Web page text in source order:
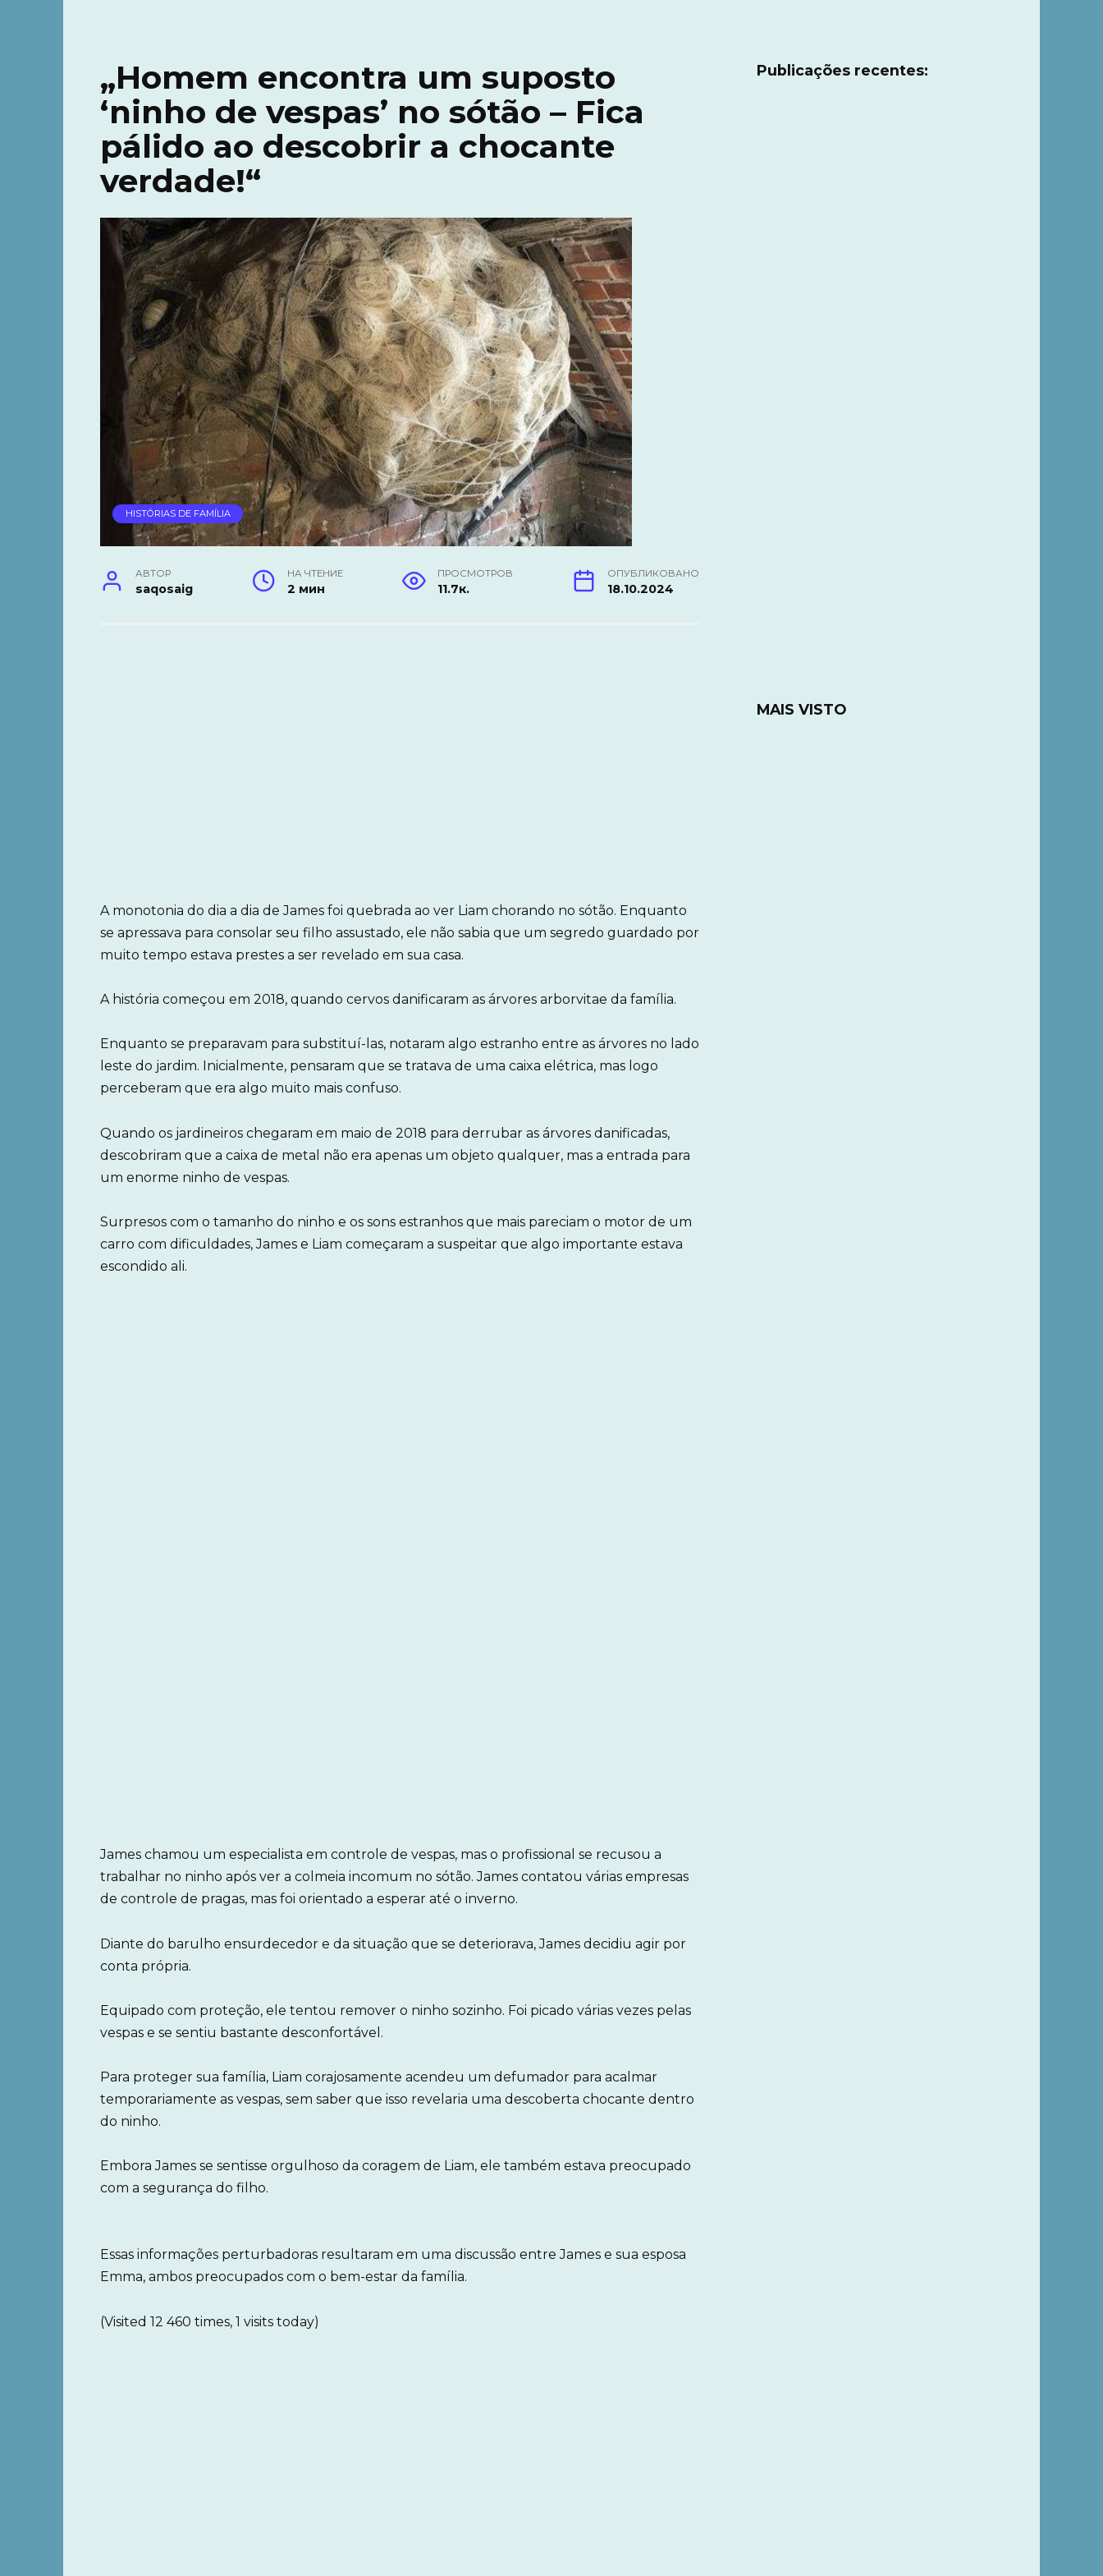
„Homem encontra um suposto
‘ninho de vespas’ no sótão – Fica
pálido ao descobrir a chocante
verdade!“
HISTÓRIAS DE FAMÍLIA
АВТОР
saqosaig
НА ЧТЕНИЕ
2 мин
ПРОСМОТРОВ
11.7к.
ОПУБЛИКОВАНО
18.10.2024
A monotonia do dia a dia de James foi quebrada ao ver Liam chorando no sótão. Enquanto
se apressava para consolar seu filho assustado, ele não sabia que um segredo guardado por
muito tempo estava prestes a ser revelado em sua casa.
A história começou em 2018, quando cervos danificaram as árvores arborvitae da família.
Enquanto se preparavam para substituí-las, notaram algo estranho entre as árvores no lado
leste do jardim. Inicialmente, pensaram que se tratava de uma caixa elétrica, mas logo
perceberam que era algo muito mais confuso.
Quando os jardineiros chegaram em maio de 2018 para derrubar as árvores danificadas,
descobriram que a caixa de metal não era apenas um objeto qualquer, mas a entrada para
um enorme ninho de vespas.
Surpresos com o tamanho do ninho e os sons estranhos que mais pareciam o motor de um
carro com dificuldades, James e Liam começaram a suspeitar que algo importante estava
escondido ali.
James chamou um especialista em controle de vespas, mas o profissional se recusou a
trabalhar no ninho após ver a colmeia incomum no sótão. James contatou várias empresas
de controle de pragas, mas foi orientado a esperar até o inverno.
Diante do barulho ensurdecedor e da situação que se deteriorava, James decidiu agir por
conta própria.
Equipado com proteção, ele tentou remover o ninho sozinho. Foi picado várias vezes pelas
vespas e se sentiu bastante desconfortável.
Para proteger sua família, Liam corajosamente acendeu um defumador para acalmar
temporariamente as vespas, sem saber que isso revelaria uma descoberta chocante dentro
do ninho.
Embora James se sentisse orgulhoso da coragem de Liam, ele também estava preocupado
com a segurança do filho.
Essas informações perturbadoras resultaram em uma discussão entre James e sua esposa
Emma, ambos preocupados com o bem-estar da família.
(Visited 12 460 times, 1 visits today)
Publicações recentes:
MAIS VISTO